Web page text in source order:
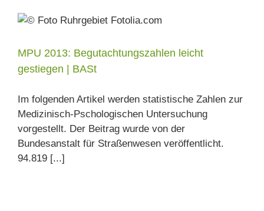
MPU 2013: Begutachtungszahlen leicht
gestiegen | BASt
Im folgenden Artikel werden statistische Zahlen zur
Medizinisch-Pschologischen Untersuchung
vorgestellt. Der Beitrag wurde von der
Bundesanstalt für Straßenwesen veröffentlicht.
94.819 [...]